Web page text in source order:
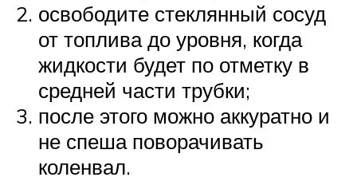
освободите стеклянный сосуд
от топлива до уровня, когда
жидкости будет по отметку в
средней части трубки;
после этого можно аккуратно и
не спеша поворачивать
коленвал.